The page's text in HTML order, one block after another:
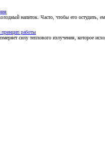
напиток. Часто, чтобы его остудить,
принцип работы
силу теплового излучения, которое